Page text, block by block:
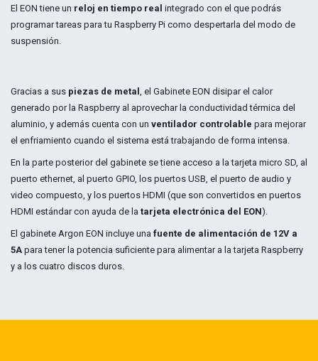
El EON tiene un reloj en tiempo real integrado con el que podrás
programar tareas para tu Raspberry Pi como despertarla del modo de
suspensión.
​Gracias a sus piezas de metal , el Gabinete EON disipar el calor
generado por la Raspberry al aprovechar la conductividad térmica del
aluminio, y además cuenta con un ventilador controlable para mejorar
el enfriamiento cuando el sistema está trabajando de forma intensa.
En la parte posterior del gabinete se tiene acceso a la tarjeta micro SD, al
puerto ethernet, al puerto GPIO, los puertos USB, el puerto de audio y
video compuesto, y los puertos HDMI (que son convertidos en puertos
HDMI estándar con ayuda de la tarjeta electrónica del EON).
El gabinete Argon EON incluye una fuente de alimentación de 12V a
5A para tener la potencia suficiente para alimentar a la tarjeta Raspberry
y a los cuatro discos duros.